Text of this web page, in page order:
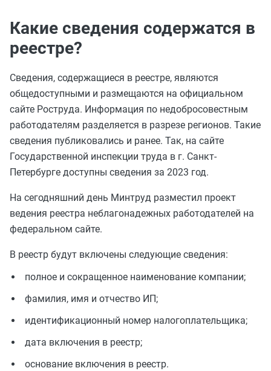
Какие сведения содержатся в
реестре?
Сведения, содержащиеся в реестре, являются
общедоступными и размещаются на официальном
сайте Роструда. Информация по недобросовестным
работодателям разделяется в разрезе регионов. Такие
сведения публиковались и ранее. Так, на сайте
Государственной инспекции труда в г. Санкт-
Петербурге доступны сведения за 2023 год.
На сегодняшний день Минтруд разместил проект
ведения реестра неблагонадежных работодателей на
федеральном сайте.
В реестр будут включены следующие сведения:
полное и сокращенное наименование компании;
фамилия, имя и отчество ИП;
идентификационный номер налогоплательщика;
дата включения в реестр;
основание включения в реестр.